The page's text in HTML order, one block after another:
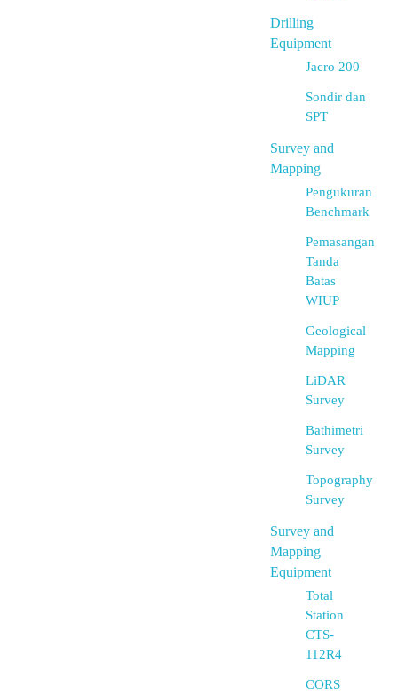
Drilling
Equipment
Jacro 200
Sondir dan
SPT
Survey and
Mapping
Pengukuran
Benchmark
Pemasangan
Tanda
Batas
WIUP
Geological
Mapping
LiDAR
Survey
Bathimetri
Survey
Topography
Survey
Survey and
Mapping
Equipment
Total
Station
CTS-
112R4
CORS